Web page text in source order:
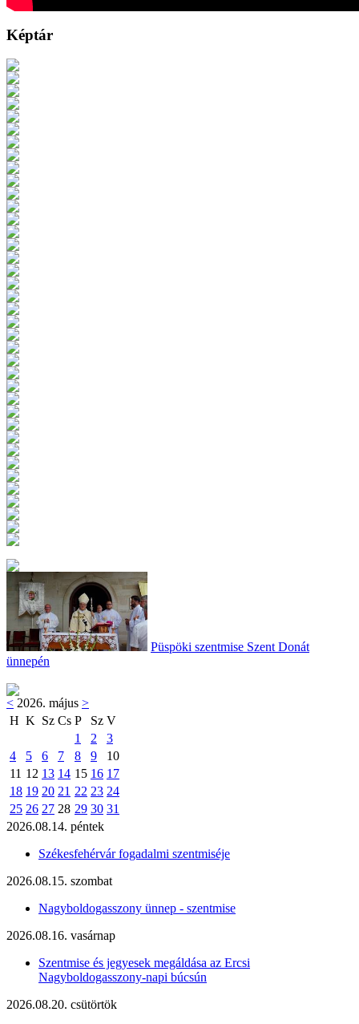
Képtár
Püspöki szentmise Szent Donát
ünnepén
< 2026. május >
H K Sz Cs P Sz V
1
2
3
4
5 6 7 8 9
10
11 12 13 14 15 16 17
18 19 20 21 22 23 24
25 26 27 28 29 30 31
2026.08.14. péntek
Székesfehérvár fogadalmi szentmiséje
2026.08.15. szombat
Nagyboldogasszony ünnep - szentmise
2026.08.16. vasárnap
Szentmise és jegyesek megáldása az Ercsi
Nagyboldogasszony-napi búcsún
2026.08.20. csütörtök